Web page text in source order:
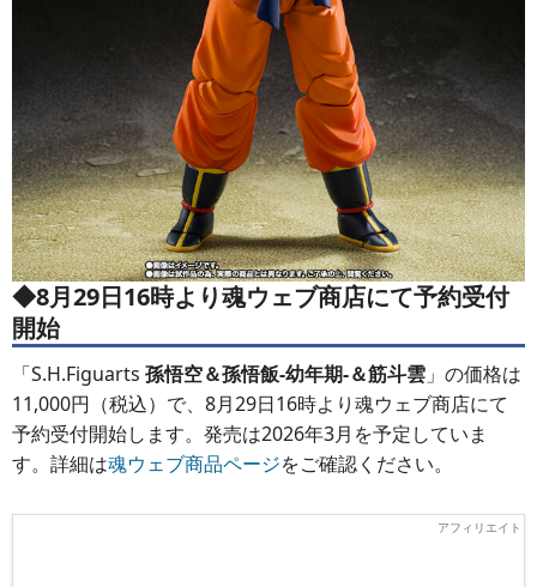
◆8月29日16時より魂ウェブ商店にて予約受付
開始
「S.H.Figuarts 孫悟空＆孫悟飯-幼年期-＆筋斗雲 」の価格は
11,000円（税込）で、8月29日16時より魂ウェブ商店にて
予約受付開始します。発売は2026年3月を予定していま
す。詳細は魂ウェブ商品ページをご確認ください。